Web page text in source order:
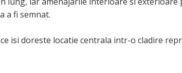
a fi semnat.
isi doreste locatie centrala intr-o cladire